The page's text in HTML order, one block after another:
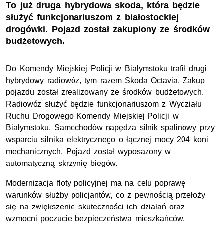
To już druga hybrydowa skoda, która będzie
służyć funkcjonariuszom z białostockiej
drogówki. Pojazd został zakupiony ze środków
budżetowych.
Do Komendy Miejskiej Policji w Białymstoku trafił drugi
hybrydowy radiowóz, tym razem Skoda Octavia. Zakup
pojazdu został zrealizowany ze środków budżetowych.
Radiowóz służyć będzie funkcjonariuszom z Wydziału
Ruchu Drogowego Komendy Miejskiej Policji w
Białymstoku. Samochodów napędza silnik spalinowy przy
wsparciu silnika elektrycznego o łącznej mocy 204 koni
mechanicznych. Pojazd został wyposażony w
automatyczną skrzynię biegów.
Modernizacja floty policyjnej ma na celu poprawę
warunków służby policjantów, co z pewnością przełoży
się na zwiększenie skuteczności ich działań oraz
wzmocni poczucie bezpieczeństwa mieszkańców.